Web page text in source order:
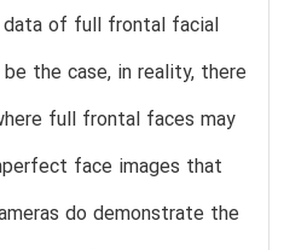
data of full frontal facial
the case, in reality, there
full frontal faces may
face images that
do demonstrate the